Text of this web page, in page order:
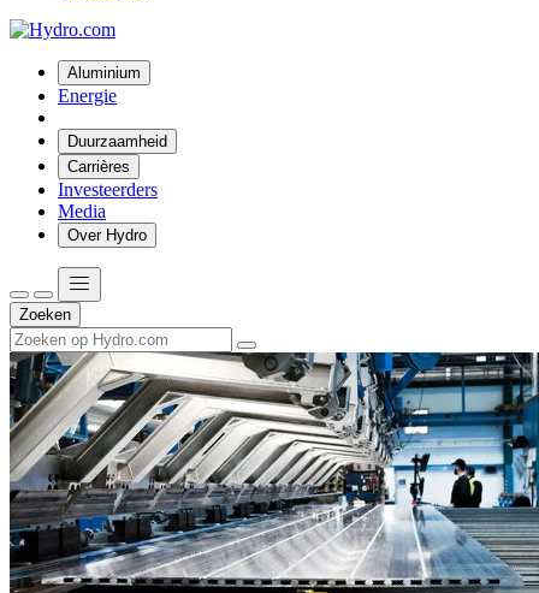
Aluminium
Energie
Duurzaamheid
Carrières
Investeerders
Media
Over Hydro
Zoeken